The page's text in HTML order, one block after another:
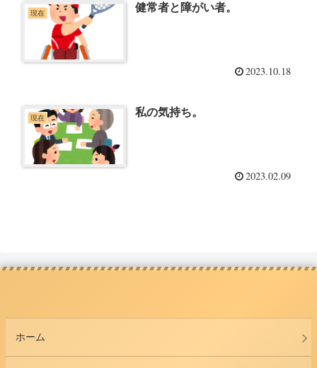
現在 健常者と障がい者。
2023.10.18
現在 私の気持ち。
2023.02.09
ホーム